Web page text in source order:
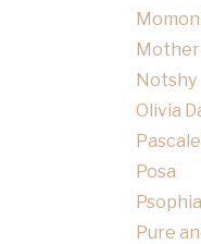
Mother
Notshy
Olivia
Posa
Psophia
Pure